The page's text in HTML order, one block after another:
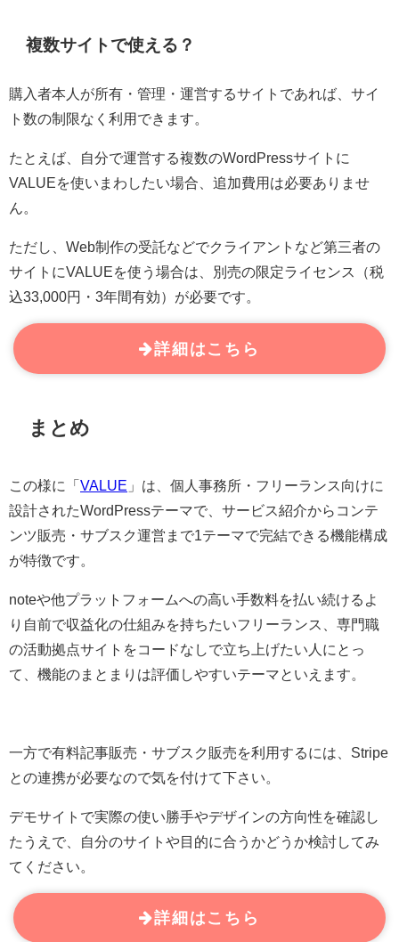
複数サイトで使える？
購入者本人が所有・管理・運営するサイトであれば、サイ
ト数の制限なく利用できます。
たとえば、自分で運営する複数のWordPressサイトに
VALUEを使いまわしたい場合、追加費用は必要ありませ
ん。
ただし、Web制作の受託などでクライアントなど第三者の
サイトにVALUEを使う場合は、別売の限定ライセンス（税
込33,000円・3年間有効）が必要です。
詳細はこちら
まとめ
この様に「 VALUE 」は、個人事務所・フリーランス向けに
設計されたWordPressテーマで、サービス紹介からコンテ
ンツ販売・サブスク運営まで1テーマで完結できる機能構成
が特徴です。
noteや他プラットフォームへの高い手数料を払い続けるよ
り自前で収益化の仕組みを持ちたいフリーランス、専門職
の活動拠点サイトをコードなしで立ち上げたい人にとっ
て、機能のまとまりは評価しやすいテーマといえます。
一方で有料記事販売・サブスク販売を利用するには、Stripe
との連携が必要なので気を付けて下さい。
デモサイトで実際の使い勝手やデザインの方向性を確認し
たうえで、自分のサイトや目的に合うかどうか検討してみ
てください。
詳細はこちら